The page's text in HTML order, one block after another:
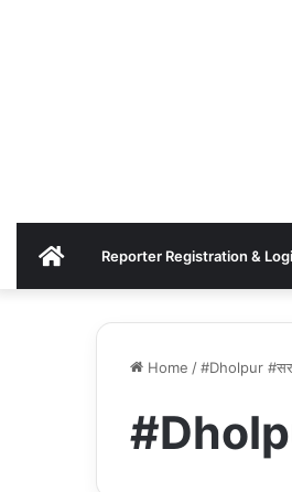
AKHAND
BHARAT
Reporter Registration &
Home /#Dholpur